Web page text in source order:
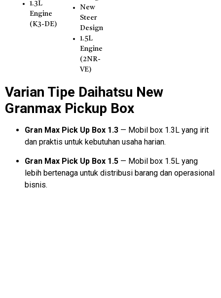
1.3L
Engine
(K3-DE)
New
Steer
Design
1.5L
Engine
(2NR-
VE)
Varian Tipe Daihatsu New
Granmax Pickup Box
Gran Max Pick Up Box 1.3 — Mobil box 1.3L yang irit
dan praktis untuk kebutuhan usaha harian.
Gran Max Pick Up Box 1.5 — Mobil box 1.5L yang
lebih bertenaga untuk distribusi barang dan operasional
bisnis.